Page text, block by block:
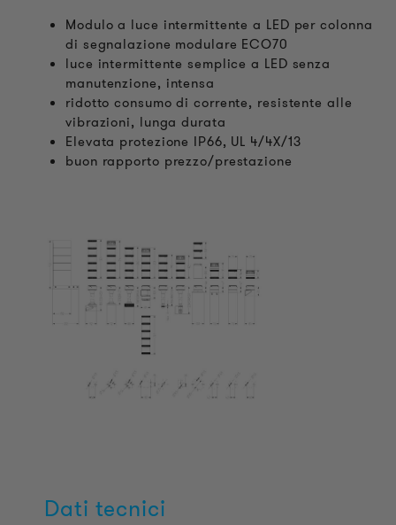
Modulo a luce intermittente a LED per colonna
di segnalazione modulare ECO70
luce intermittente semplice a LED senza
manutenzione, intensa
ridotto consumo di corrente, resistente alle
vibrazioni, lunga durata
Elevata protezione IP66, UL 4/4X/13
buon rapporto prezzo/prestazione
Dati tecnici